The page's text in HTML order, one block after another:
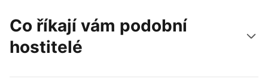
Co říkají vám podobní
hostitelé